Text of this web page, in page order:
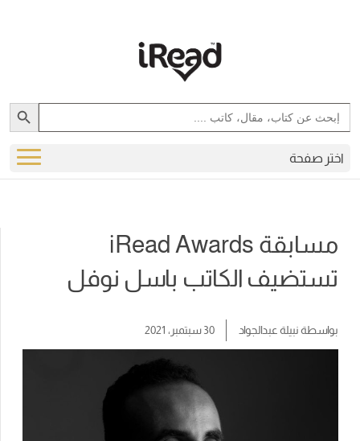
Search
for:
Search Button
اختر صفحة
مسابقة iRead Awards
تستضيف الكاتب باسل نوفل
بواسطةنبيلة عبدالجواد 30 سبتمبر، 2021